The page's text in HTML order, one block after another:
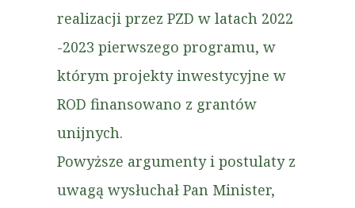
realizacji przez PZD w latach 2022
-2023 pierwszego programu, w
którym projekty inwestycyjne w
ROD finansowano z grantów
unijnych.
Powyższe argumenty i postulaty z
uwagą wysłuchał Pan Minister,